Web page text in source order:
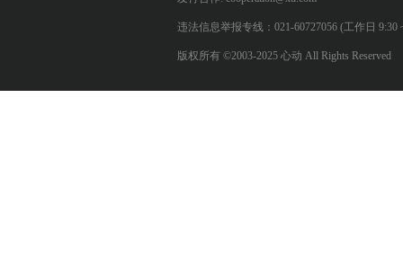
违法信息举报专线：021-60727056 (工作日 9:30
版权所有 ©2003-2025 心动 All Rights Reserved